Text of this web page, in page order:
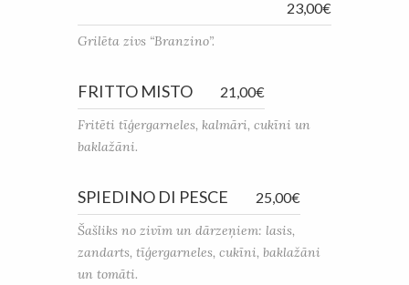
23,00€
Grilēta zivs “Branzino”.
FRITTO MISTO 21,00€
Fritēti tīģergarneles, kalmāri, cukīni un
baklažāni.
SPIEDINO DI PESCE 25,00€
Šašliks no zivīm un dārzeņiem: lasis,
zandarts, tīģergarneles, cukīni, baklažāni
un tomāti.